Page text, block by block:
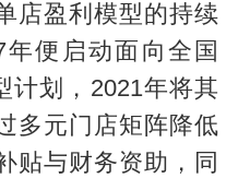
店盈利模型的持续
便启动面向全国
计划，2021年将其
多元门店矩阵降低
贴与财务资助，同